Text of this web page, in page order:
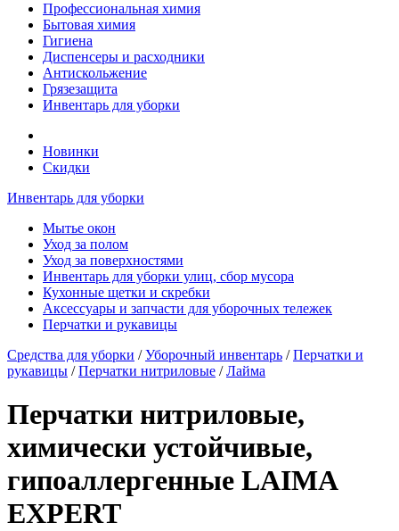
Профессиональная химия
Бытовая химия
Гигиена
Диспенсеры и расходники
Антискольжение
Грязезащита
Инвентарь для уборки
Новинки
Скидки
Инвентарь для уборки
Мытье окон
Уход за полом
Уход за поверхностями
Инвентарь для уборки улиц, сбор мусора
Кухонные щетки и скребки
Аксессуары и запчасти для уборочных тележек
Перчатки и рукавицы
Средства для уборки /Уборочный инвентарь /Перчатки и
рукавицы /Перчатки нитриловые /Лайма
Перчатки нитриловые,
химически устойчивые,
гипоаллергенные LAIMA
EXPERT